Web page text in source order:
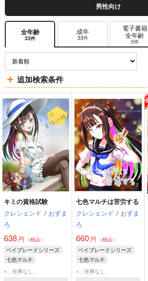
男性向け
全年齢
33件
成年
33件
電子書籍
全年齢
0件
追加検索条件
キミの資格試験
クレシェンド / おずま
ろ
638 円 （税込）
ベイブレードシリーズ
七色マルチ
風見バード
×：在庫なし
七色マルチは苦労する
クレシェンド / おずま
ろ
660 円 （税込）
ベイブレードシリーズ
七色マルチ
風見バード
×：在庫なし